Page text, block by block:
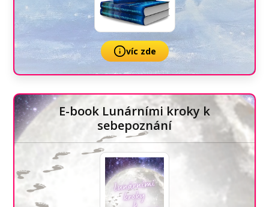
víc zde
E-book Lunárními kroky k
sebepoznání